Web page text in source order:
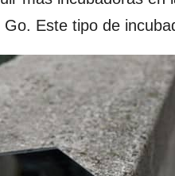
Go. Este tipo de